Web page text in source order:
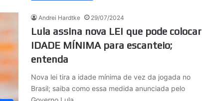
Andrei Hardtke 29/07/2024
Lula assina nova LEI que pode colocar
IDADE MÍNIMA para escanteio;
entenda
Nova lei tira a idade mínima de vez da jogada no
Brasil; saiba como essa medida anunciada pelo